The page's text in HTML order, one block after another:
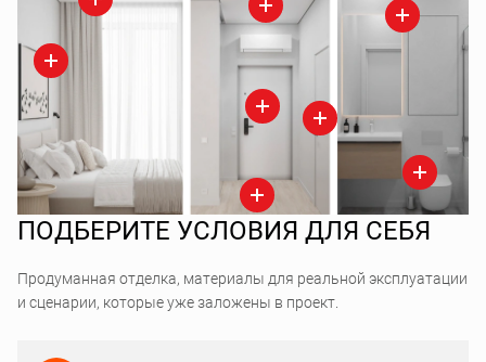
ПОДБЕРИТЕ УСЛОВИЯ ДЛЯ СЕБЯ
Продуманная отделка, материалы для реальной эксплуатации
и сценарии, которые уже заложены в проект.